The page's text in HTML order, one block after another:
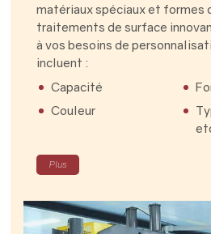
matériaux spéciaux et formes
traitements de surface
à vos besoins de
incluent :
Capacité
Couleur
Plus